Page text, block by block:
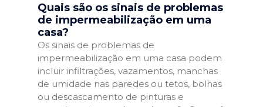
Quais são os sinais de problemas
de impermeabilização em uma
casa?
Os sinais de problemas de
impermeabilização em uma casa podem
incluir infiltrações, vazamentos, manchas
de umidade nas paredes ou tetos, bolhas
ou descascamento de pinturas e